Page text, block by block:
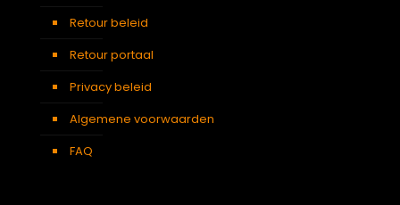
Retour beleid
Retour portaal
Privacy beleid
Algemene voorwaarden
FAQ